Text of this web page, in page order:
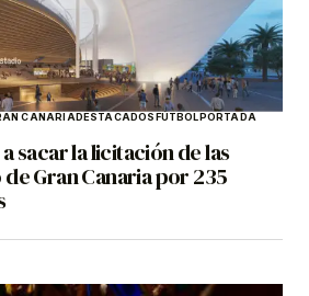
CANARIADESTACADOSFÚTBOLPORTADA
sacar la licitación de las
Gran Canaria por 235